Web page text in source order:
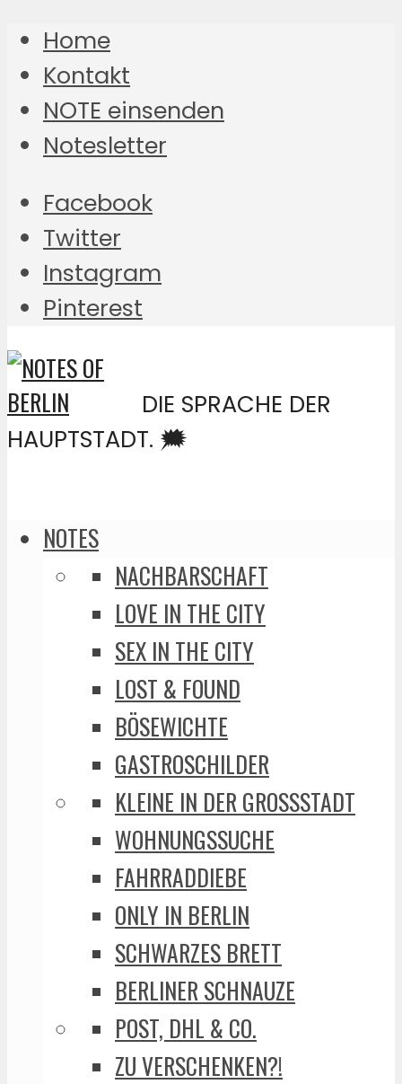
Home
Kontakt
NOTE einsenden
Notesletter
Facebook
Twitter
Instagram
Pinterest
DIE SPRACHE DER
HAUPTSTADT. 🗯️
NOTES
NACHBARSCHAFT
LOVE IN THE CITY
SEX IN THE CITY
LOST & FOUND
BÖSEWICHTE
GASTROSCHILDER
KLEINE IN DER GROSSSTADT
WOHNUNGSSUCHE
FAHRRADDIEBE
ONLY IN BERLIN
SCHWARZES BRETT
BERLINER SCHNAUZE
POST, DHL & CO.
ZU VERSCHENKEN?!